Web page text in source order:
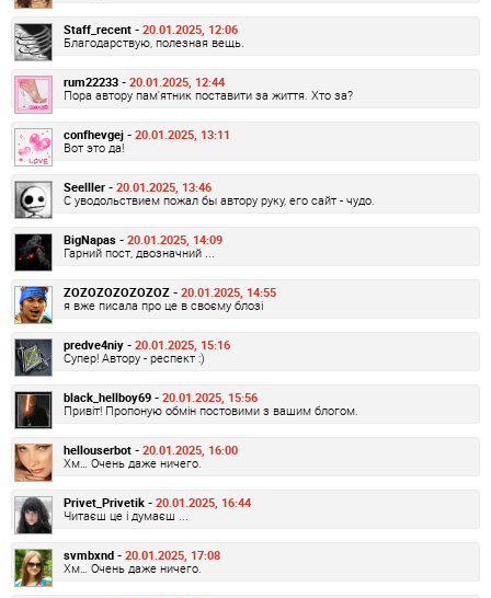
Staff_recent - 20.01.2025, 12:06
Благодарствую, полезная вещь.
rum22233 - 20.01.2025, 12:44
Пора автору пам'ятник поставити за життя. Хто за?
confhevgej - 20.01.2025, 13:11
Вот это да!
Seelller - 20.01.2025, 13:46
С уводольствием пожал бы автору руку, его сайт - чудо.
BigNapas - 20.01.2025, 14:09
Гарний пост, двозначний ...
ZOZOZOZOZOZOZ - 20.01.2025, 14:55
я вже писала про це в своєму блозі
predve4niy - 20.01.2025, 15:16
Супер! Автору - респект :)
black_hellboy69 - 20.01.2025, 15:56
Привіт! Пропоную обмін постовими з вашим блогом.
hellouserbot - 20.01.2025, 16:00
Хм… Очень даже ничего.
Privet_Privetik - 20.01.2025, 16:44
Читаєш це і думаєш ...
svmbxnd - 20.01.2025, 17:08
Хм… Очень даже ничего.